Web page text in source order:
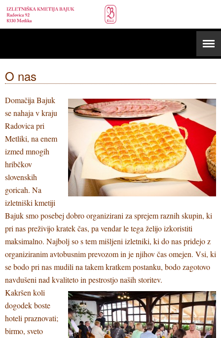
O nas
Domačija Bajuk
se nahaja v kraju
Radovica pri
Metliki, na enem
izmed mnogih
hribčkov
slovenskih
goricah. Na
izletniški kmetiji
Bajuk smo posebej dobro organizirani za sprejem raznih skupin, ki
pri nas preživijo kratek čas, pa vendar le tega želijo izkoristiti
maksimalno. Najbolj so s tem mišljeni izletniki, ki do nas pridejo z
organiziranim avtobusnim prevozom in je njihov čas omejen. Vsi, ki
se bodo pri nas mudili na takem kratkem postanku, bodo zagotovo
navdušeni nad kvaliteto in pestrostjo naših storitev.
Kakršen koli
dogodek boste
hoteli praznovati;
birmo, sveto